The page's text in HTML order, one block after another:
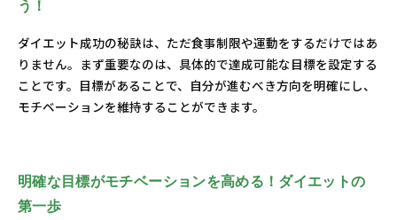
成功体験をシェア：目標達成の喜びとその先へ
う！
ダイエット成功の秘訣は、ただ食事制限や運動をするだけではあ
りません。まず重要なのは、具体的で達成可能な目標を設定する
ことです。目標があることで、自分が進むべき方向を明確にし、
モチベーションを維持することができます。
明確な目標がモチベーションを高める！ダイエットの
第一歩